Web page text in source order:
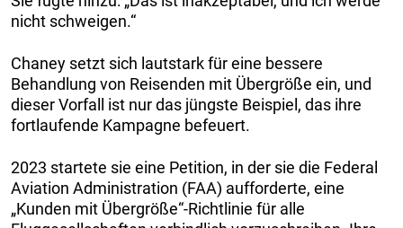
nicht schweigen.“
Chaney setzt sich lautstark für eine bessere
Behandlung von Reisenden mit Übergröße ein, und
dieser Vorfall ist nur das jüngste Beispiel, das ihre
fortlaufende Kampagne befeuert.
2023 startete sie eine Petition, in der sie die Federal
Aviation Administration (FAA) aufforderte, eine
„Kunden mit Übergröße“-Richtlinie für alle